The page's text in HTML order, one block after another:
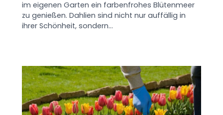
im eigenen Garten ein farbenfrohes Blütenmeer
zu genießen. Dahlien sind nicht nur auffällig in
ihrer Schönheit, sondern…